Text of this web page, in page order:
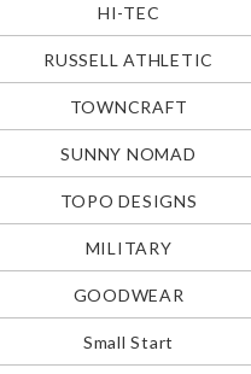
HI-TEC
RUSSELL ATHLETIC
TOWNCRAFT
SUNNY NOMAD
TOPO DESIGNS
MILITARY
GOODWEAR
Small Start